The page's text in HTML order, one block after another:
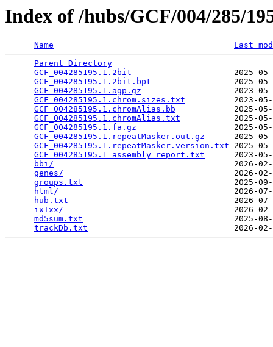
Index of /hubs/GCF/004/285/
Name
Last
Parent Directory
GCF_004285195.1.2bit
2025-
GCF_004285195.1.2bit.bpt
2025-
GCF_004285195.1.agp.gz
2023-
GCF_004285195.1.chrom.sizes.txt
2023-
GCF_004285195.1.chromAlias.bb
2025-
GCF_004285195.1.chromAlias.txt
2025-
GCF_004285195.1.fa.gz
2025-
GCF_004285195.1.repeatMasker.out.gz
2025-
GCF_004285195.1.repeatMasker.version.txt 2025-
GCF_004285195.1_assembly_report.txt
2023-
bbi/
2026-
genes/
2026-
groups.txt
2025-
html/
2026-
hub.txt
2026-
ixIxx/
2026-
md5sum.txt
2025-
trackDb.txt